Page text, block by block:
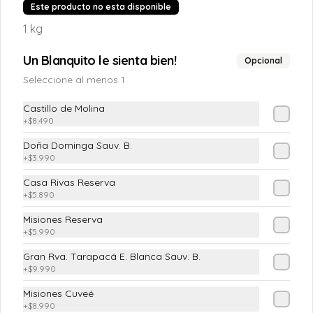
(Tomate, cebolla pluma y cilantro)
$4.190
Ensalada Mixta
(Lechuga costina o Escarola, Tomate,
Pimiento Verde, Cebolla Morada)
$5.890
Este producto no esta disponible
1 kg
Un Blanquito le sienta bien! Opcional
Seleccione al menos 1
Castillo de Molina
+$8.490
Doña Dominga Sauv. B.
+$3.990
Casa Rivas Reserva
+$5.890
Misiones Reserva
+$5.990
Gran Rva. Tarapacá E. Blanca Sauv. B.
+$9.990
Misiones Cuveé
+$8.990